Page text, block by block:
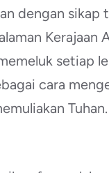
dengan sikap
Kerajaan
setiap
cara
Tuhan.